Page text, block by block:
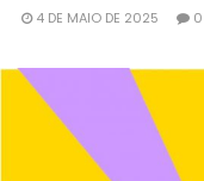
4 DE MAIO DE 2025 0